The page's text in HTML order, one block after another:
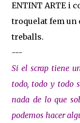
ENTINT ARTE i
troquelat fem un
treballs.
---
Si el scrap tiene
todo, todo y todo
nada de lo que
podemos hacer